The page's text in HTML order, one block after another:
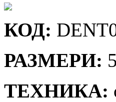
КОД:
РАЗМЕРИ:
ТЕХНИКА: